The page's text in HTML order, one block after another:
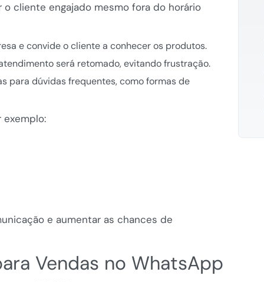
cliente engajado mesmo fora do horário
e convide o cliente a conhecer os produtos.
será retomado, evitando frustração.
para dúvidas frequentes, como formas de
e aumentar as chances de
Vendas no WhatsApp